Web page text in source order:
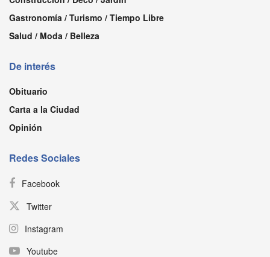
Gastronomía / Turismo / Tiempo Libre
Salud / Moda / Belleza
De interés
Obituario
Carta a la Ciudad
Opinión
Redes Sociales
Facebook
Twitter
Instagram
Youtube